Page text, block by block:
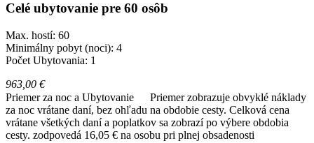
Celé ubytovanie pre 60 osôb
Max. hostí: 60
Minimálny pobyt (noci): 4
Počet Ubytovania: 1
963,00 €
Priemer za noc a Ubytovanie
Priemer zobrazuje obvyklé náklady
za noc vrátane daní, bez ohľadu na obdobie cesty. Celková cena
vrátane všetkých daní a poplatkov sa zobrazí po výbere obdobia
cesty. zodpovedá 16,05 € na osobu pri plnej obsadenosti